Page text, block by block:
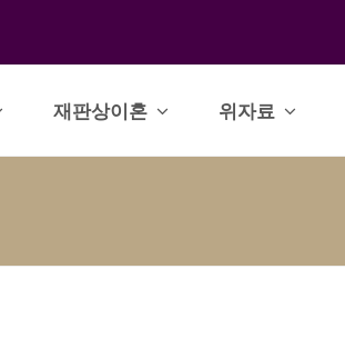
재판상이혼 위자료